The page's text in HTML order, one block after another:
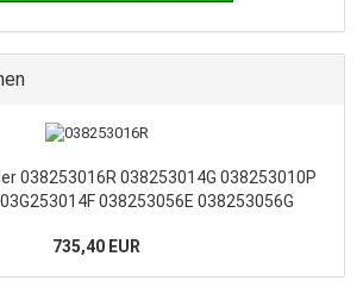
038253016R 038253014G 038253010P
038253056E 038253056G
735,40 EUR